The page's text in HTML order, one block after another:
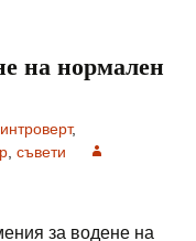
на нормален
интроверт,
съвети
за водене на